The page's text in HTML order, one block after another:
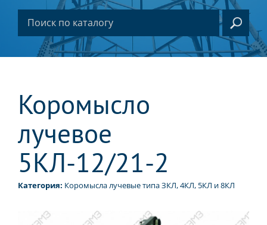
Коромысло
лучевое
5КЛ-12/21-2
Категория: Коромысла лучевые типа ЗКЛ, 4КЛ, 5КЛ и 8КЛ